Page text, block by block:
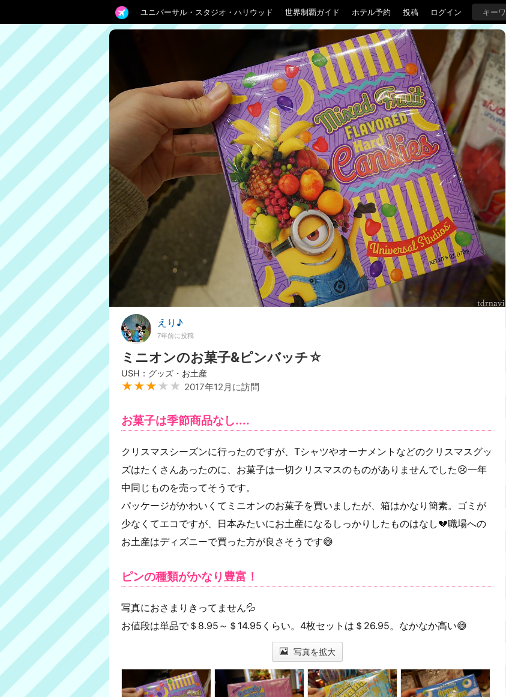
ユニバーサル・スタジオ・ハリウッド 世界制覇ガイド ホテル予約 投稿 ログイン
えり♪
7年前に投稿
ミニオンのお菓子&ピンバッチ☆
USH：グッズ・お土産
★★★ ★★ 2017年12月に訪問
お菓子は季節商品なし....
クリスマスシーズンに行ったのですが、Tシャツやオーナメントなどのクリスマスグッ
ズはたくさんあったのに、お菓子は一切クリスマスのものがありませんでした😢一年
中同じものを売ってそうです。
パッケージがかわいくてミニオンのお菓子を買いましたが、箱はかなり簡素。ゴミが
少なくてエコですが、日本みたいにお土産になるしっかりしたものはなし💔職場への
お土産はディズニーで買った方が良さそうです😅
ピンの種類がかなり豊富！
写真におさまりきってません💦
お値段は単品で＄8.95～＄14.95くらい。4枚セットは＄26.95。なかなか高い😅
写真を拡大